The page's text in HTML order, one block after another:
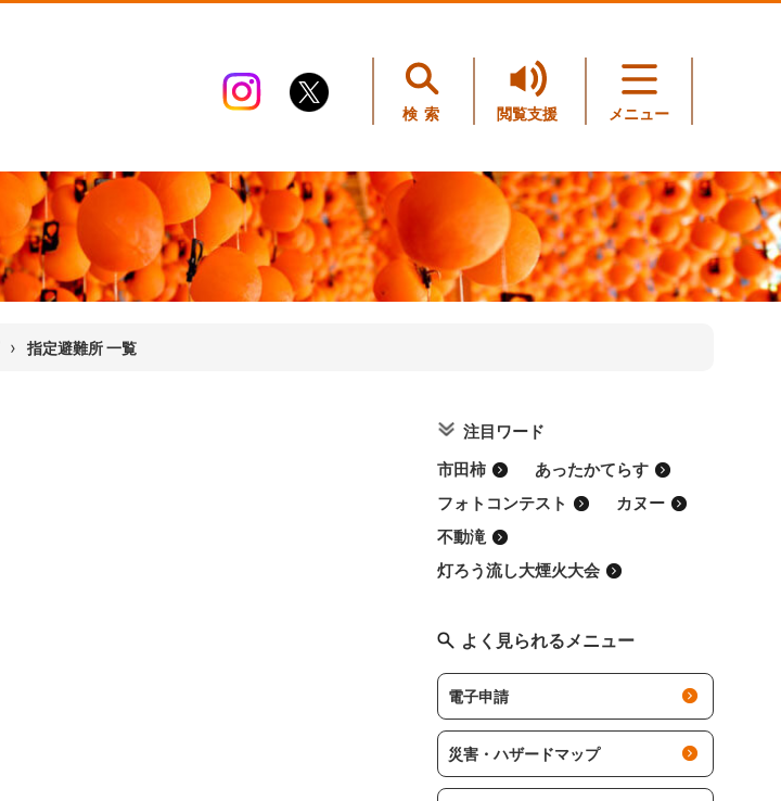
検索 閲覧支援 メニュー
› 指定避難所 一覧
注目ワード
市田柿
あったかてらす
フォトコンテスト
カヌー
不動滝
灯ろう流し大煙火大会
よく見られるメニュー
電子申請
災害・ハザードマップ